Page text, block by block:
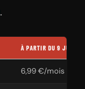
.
À PARTIR DU 9
6,99 €/mois